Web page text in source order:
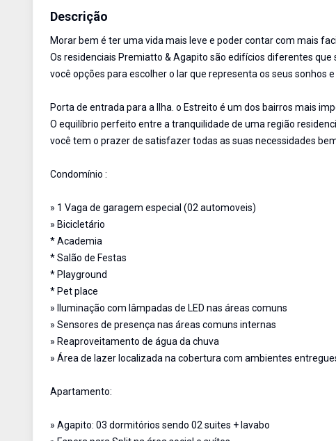
Descrição
Morar bem é ter uma vida mais leve e poder contar com mais
Os residenciais Premiatto & Agapito são edifícios diferentes
você opções para escolher o lar que representa os seus sonhos
Porta de entrada para a Ilha. o Estreito é um dos bairros mais
O equilíbrio perfeito entre a tranquilidade de uma região
você tem o prazer de satisfazer todas as suas necessidades
Condomínio :
» 1 Vaga de garagem especial (02 automoveis)
» Bicicletário
* Academia
* Salão de Festas
* Playground
* Pet place
» Iluminação com lâmpadas de LED nas áreas comuns
» Sensores de presença nas áreas comuns internas
» Reaproveitamento de água da chuva
» Área de lazer localizada na cobertura com ambientes
Apartamento:
» Agapito: 03 dormitórios sendo 02 suites + lavabo